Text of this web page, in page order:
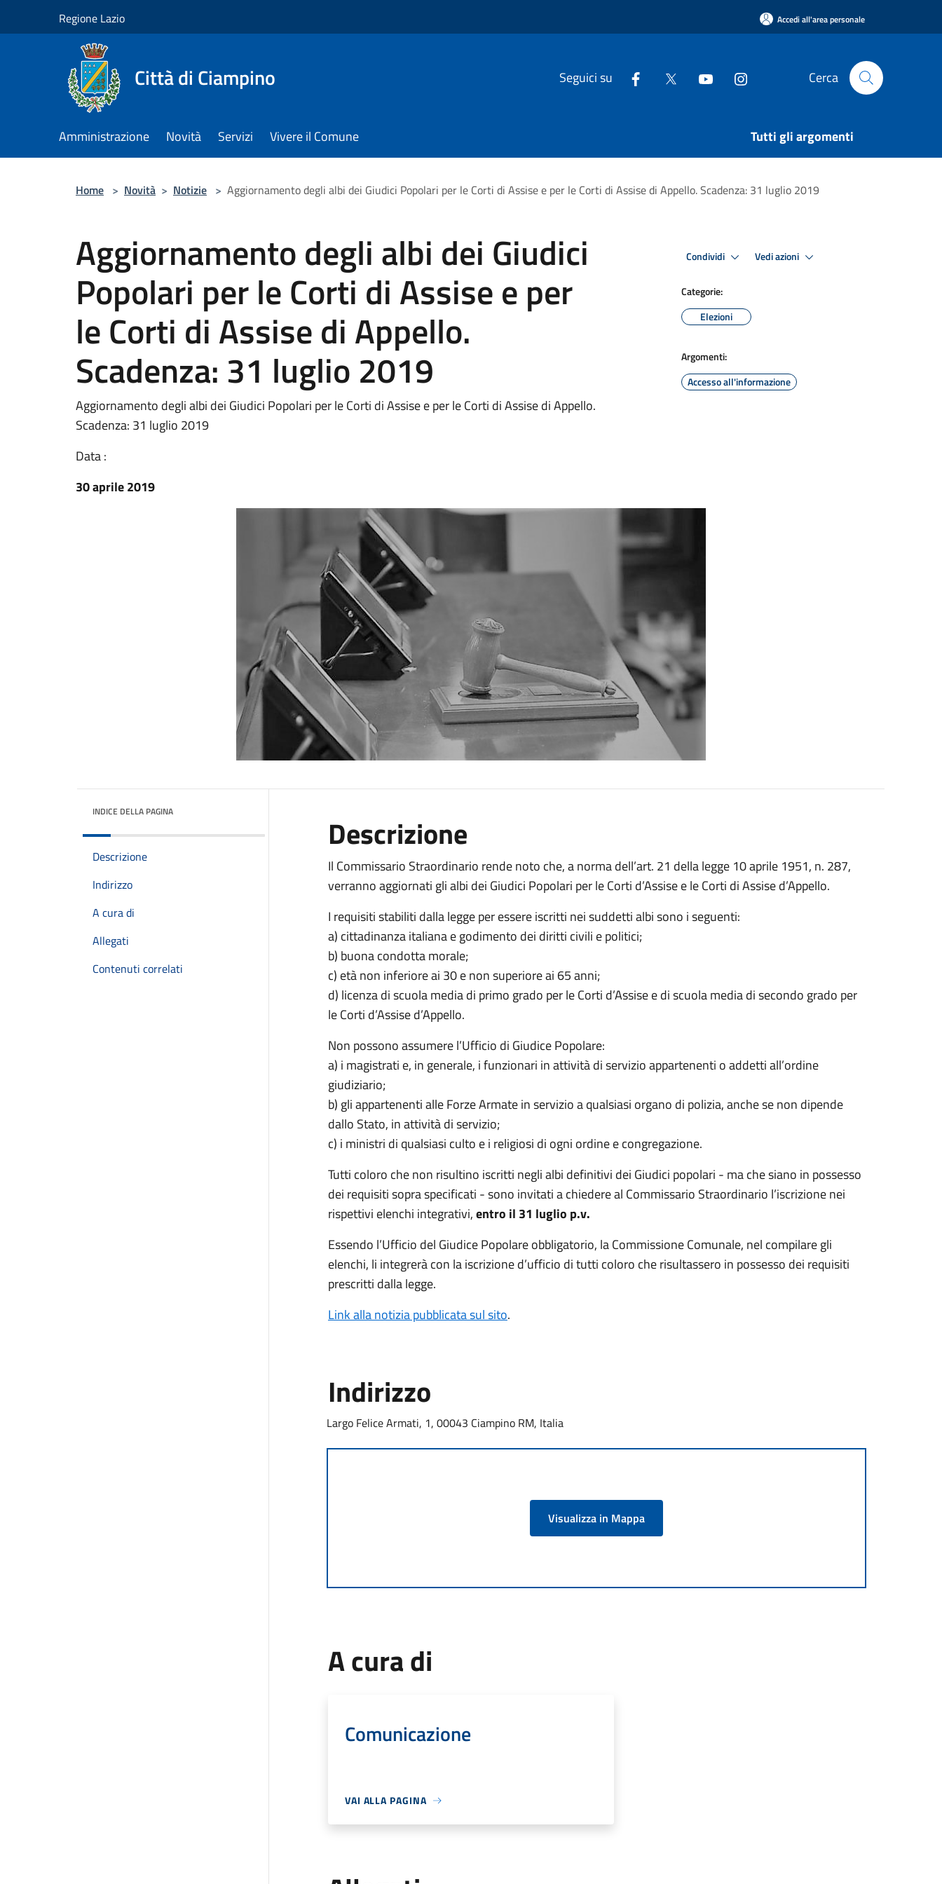
Regione Lazio Accedi all'area personale
Città di Ciampino Seguici su Cerca
Amministrazione Novità Servizi Vivere il Comune Tutti gli argomenti
Home > Novità > Notizie > Aggiornamento degli albi dei Giudici Popolari per le Corti di Assise e per le Corti di Assise di Appello. Scadenza: 31 luglio 2019
Aggiornamento degli albi dei Giudici
Popolari per le Corti di Assise e per
le Corti di Assise di Appello.
Scadenza: 31 luglio 2019
Aggiornamento degli albi dei Giudici Popolari per le Corti di Assise e per le Corti di Assise di Appello.
Scadenza: 31 luglio 2019
Data :
30 aprile 2019
Condividi Vedi azioni
Categorie:
Elezioni
Argomenti:
Accesso all'informazione
INDICE DELLA PAGINA
Descrizione
Indirizzo
A cura di
Allegati
Contenuti correlati
Descrizione
Il Commissario Straordinario rende noto che, a norma dell’art. 21 della legge 10 aprile 1951, n. 287,
verranno aggiornati gli albi dei Giudici Popolari per le Corti d’Assise e le Corti di Assise d’Appello.
I requisiti stabiliti dalla legge per essere iscritti nei suddetti albi sono i seguenti:
a) cittadinanza italiana e godimento dei diritti civili e politici;
b) buona condotta morale;
c) età non inferiore ai 30 e non superiore ai 65 anni;
d) licenza di scuola media di primo grado per le Corti d’Assise e di scuola media di secondo grado per
le Corti d’Assise d’Appello.
Non possono assumere l’Ufficio di Giudice Popolare:
a) i magistrati e, in generale, i funzionari in attività di servizio appartenenti o addetti all’ordine
giudiziario;
b) gli appartenenti alle Forze Armate in servizio a qualsiasi organo di polizia, anche se non dipende
dallo Stato, in attività di servizio;
c) i ministri di qualsiasi culto e i religiosi di ogni ordine e congregazione.
Tutti coloro che non risultino iscritti negli albi definitivi dei Giudici popolari - ma che siano in possesso
dei requisiti sopra specificati - sono invitati a chiedere al Commissario Straordinario l’iscrizione nei
rispettivi elenchi integrativi,entro il 31 luglio p.v.
Essendo l’Ufficio del Giudice Popolare obbligatorio, la Commissione Comunale, nel compilare gli
elenchi, li integrerà con la iscrizione d’ufficio di tutti coloro che risultassero in possesso dei requisiti
prescritti dalla legge.
Link alla notizia pubblicata sul sito.
Indirizzo
Largo Felice Armati, 1, 00043 Ciampino RM, Italia
Visualizza in Mappa
A cura di
Comunicazione
VAI ALLA PAGINA